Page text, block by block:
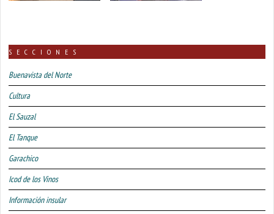
SECCIONES
Buenavista del Norte
Cultura
El Sauzal
El Tanque
Garachico
Icod de los Vinos
Información insular